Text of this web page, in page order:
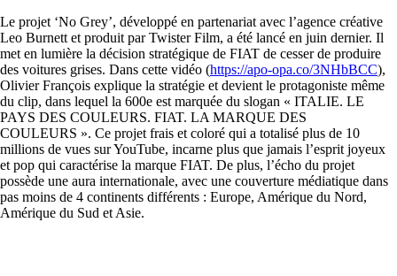
Le projet ‘No Grey’, développé en partenariat avec l’agence créative
Leo Burnett et produit par Twister Film, a été lancé en juin dernier. Il
met en lumière la décision stratégique de FIAT de cesser de produire
des voitures grises. Dans cette vidéo (https://apo-opa.co/3NHbBCC),
Olivier François explique la stratégie et devient le protagoniste même
du clip, dans lequel la 600e est marquée du slogan « ITALIE. LE
PAYS DES COULEURS. FIAT. LA MARQUE DES
COULEURS ». Ce projet frais et coloré qui a totalisé plus de 10
millions de vues sur YouTube, incarne plus que jamais l’esprit joyeux
et pop qui caractérise la marque FIAT. De plus, l’écho du projet
possède une aura internationale, avec une couverture médiatique dans
pas moins de 4 continents différents : Europe, Amérique du Nord,
Amérique du Sud et Asie.